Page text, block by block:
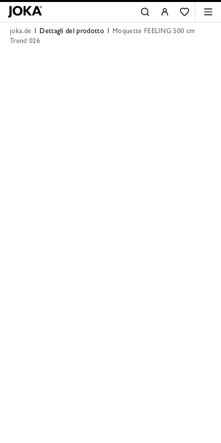
joka.de Dettagli del prodotto
Moquette FEELING 500 cm
Trend 026